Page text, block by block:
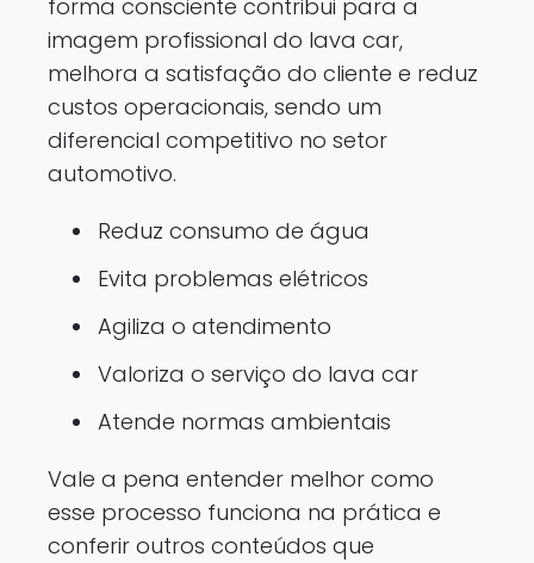
forma consciente contribui para a
imagem profissional do lava car,
melhora a satisfação do cliente e reduz
custos operacionais, sendo um
diferencial competitivo no setor
automotivo.
Reduz consumo de água
Evita problemas elétricos
Agiliza o atendimento
Valoriza o serviço do lava car
Atende normas ambientais
Vale a pena entender melhor como
esse processo funciona na prática e
conferir outros conteúdos que